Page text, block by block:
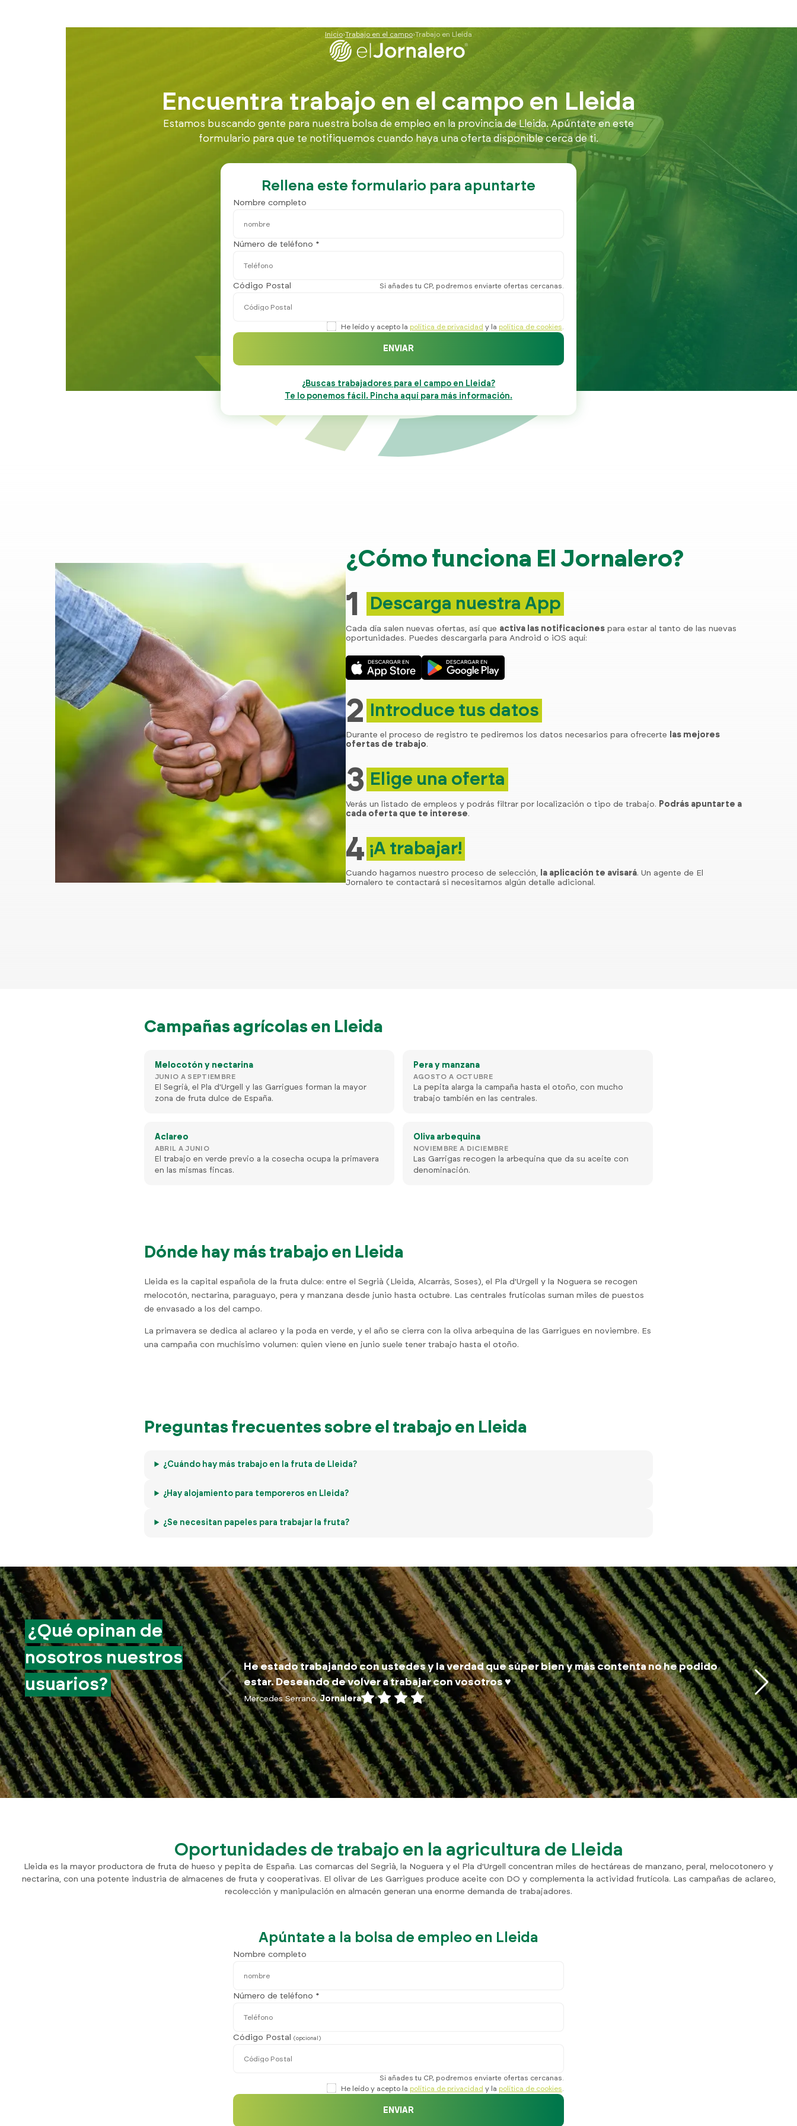
Inicio Trabajo en el campo Trabajo en Lleida
Encuentra trabajo en el campo en Lleida
Estamos buscando gente para nuestra bolsa de empleo en la provincia de Lleida. Apúntate en este
formulario para que te notifiquemos cuando haya una oferta disponible cerca de ti.
Rellena este formulario para apuntarte
Nombre completo
Número de teléfono *
Código Postal Si añades tu CP, podremos enviarte ofertas cercanas.
He leído y acepto la política de privacidad y la política de cookies
ENVIAR
¿Buscas trabajadores para el campo en Lleida?
Te lo ponemos fácil. Pincha aquí para más información.
¿Cómo funciona El Jornalero?
1 Descarga nuestra App
Cada día salen nuevas ofertas, así que activa las notificaciones para estar al tanto de las nuevas
oportunidades. Puedes descargarla para Android o iOS aquí:
2 Introduce tus datos
Durante el proceso de registro te pediremos los datos necesarios para ofrecerte
las mejores
ofertas de trabajo.
3 Elige una oferta
Verás un listado de empleos y podrás filtrar por localización o tipo de trabajo. Podrás apuntarte a
cada oferta que te interese.
4 ¡A trabajar!
Cuando hagamos nuestro proceso de selección, la aplicación te avisará. Un agente de El
Jornalero te contactará si necesitamos algún detalle adicional.
Campañas agrícolas en Lleida
Melocotón y nectarina
JUNIO A SEPTIEMBRE
El Segrià, el Pla d'Urgell y las Garrigues forman la mayor
zona de fruta dulce de España.
Pera y manzana
AGOSTO A OCTUBRE
La pepita alarga la campaña hasta el otoño, con mucho
trabajo también en las centrales.
Aclareo
ABRIL A JUNIO
El trabajo en verde previo a la cosecha ocupa la primavera
en las mismas fincas.
Oliva arbequina
NOVIEMBRE A DICIEMBRE
Las Garrigas recogen la arbequina que da su aceite con
denominación.
Dónde hay más trabajo en Lleida
Lleida es la capital española de la fruta dulce: entre el Segrià (Lleida, Alcarràs, Soses), el Pla d'Urgell y la Noguera se recogen
melocotón, nectarina, paraguayo, pera y manzana desde junio hasta octubre. Las centrales frutícolas suman miles de puestos
de envasado a los del campo.
La primavera se dedica al aclareo y la poda en verde, y el año se cierra con la oliva arbequina de las Garrigues en noviembre. Es
una campaña con muchísimo volumen: quien viene en junio suele tener trabajo hasta el otoño.
Preguntas frecuentes sobre el trabajo en Lleida
¿Cuándo hay más trabajo en la fruta de Lleida?
¿Hay alojamiento para temporeros en Lleida?
¿Se necesitan papeles para trabajar la fruta?
¿Qué opinan de
nosotros nuestros
usuarios?
He estado trabajando con ustedes y la verdad que súper bien y más contenta no he podido
estar. Deseando de volver a trabajar con vosotros ♥️
Mercedes Serrano.Jornalera
Me he
Bazan.
Oportunidades de trabajo en la agricultura de Lleida
Lleida es la mayor productora de fruta de hueso y pepita de España. Las comarcas del Segrià, la Noguera y el Pla d'Urgell concentran miles de hectáreas de manzano, peral, melocotonero y
nectarina, con una potente industria de almacenes de fruta y cooperativas. El olivar de Les Garrigues produce aceite con DO y complementa la actividad frutícola. Las campañas de aclareo,
recolección y manipulación en almacén generan una enorme demanda de trabajadores.
Apúntate a la bolsa de empleo en Lleida
Nombre completo
Número de teléfono *
Código Postal (opcional)
Si añades tu CP, podremos enviarte ofertas cercanas.
He leído y acepto la política de privacidad y la política de cookies
ENVIAR